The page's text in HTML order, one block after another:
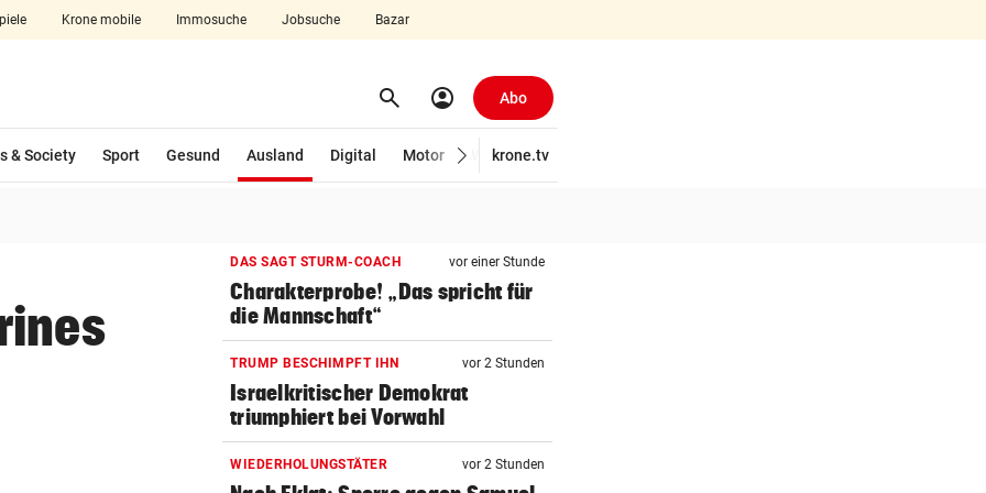
Krone mobile Immosuche Jobsuche Bazar
aufklappen search Suchen
account_circle Abo
& Society Sport Gesund Ausland
Digital
Motor Wirtschaft
krone.tv
DAS SAGT STURM-COACH vor einer Stunde
Charakterprobe! „Das spricht für
die Mannschaft“
TRUMP BESCHIMPFT IHN vor 2 Stunden
Israelkritischer Demokrat
triumphiert bei Vorwahl
WIEDERHOLUNGSTÄTER vor 2 Stunden